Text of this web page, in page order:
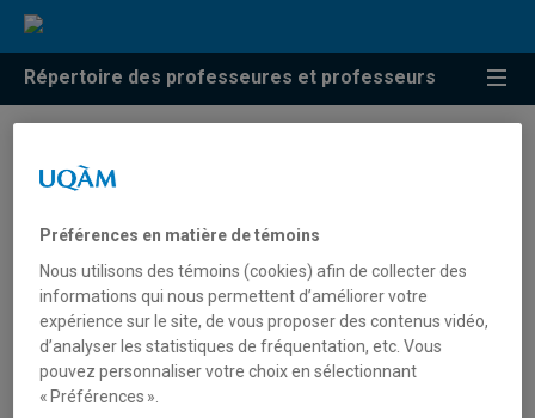
Répertoire des professeures et professeurs
Résultats de recherche pour
« Psychologie du travail »
Bourdeau, Sarah
bourdeau.sarah@uqam.ca
Préférences en matière de témoins
Nous utilisons des témoins (cookies) afin de collecter des
informations qui nous permettent d’améliorer votre
expérience sur le site, de vous proposer des contenus vidéo,
d’analyser les statistiques de fréquentation, etc. Vous
pouvez personnaliser votre choix en sélectionnant
« Préférences ».